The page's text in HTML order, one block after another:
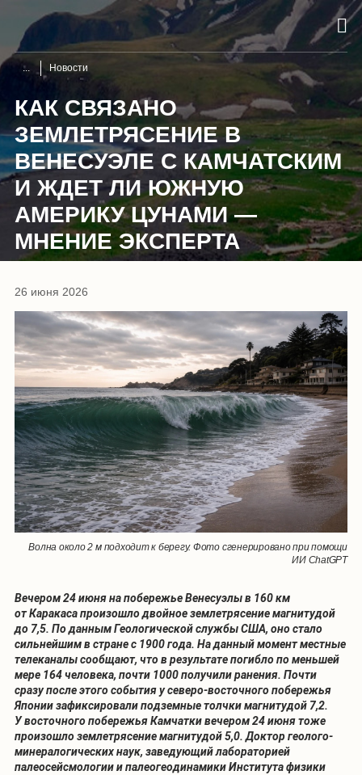
Новости
КАК СВЯЗАНО
ЗЕМЛЕТРЯСЕНИЕ В
ВЕНЕСУЭЛЕ С КАМЧАТСКИМ
И ЖДЕТ ЛИ ЮЖНУЮ
АМЕРИКУ ЦУНАМИ —
МНЕНИЕ ЭКСПЕРТА
26 июня 2026
Волна около 2 м подходит к берегу. Фото сгенерировано при помощи
ИИ ChatGPT
Вечером 24 июня на побережье Венесуэлы в 160 км
от Каракаса произошло двойное землетрясение магнитудой
до 7,5. По данным Геологической службы США, оно стало
сильнейшим в стране с 1900 года. На данный момент местные
телеканалы сообщают, что в результате погибло по меньшей
мере 164 человека, почти 1000 получили ранения. Почти
сразу после этого события у северо-восточного побережья
Японии зафиксировали подземные толчки магнитудой 7,2.
У восточного побережья Камчатки вечером 24 июня тоже
произошло землетрясение магнитудой 5,0. Доктор геолого-
минералогических наук, заведующий лабораторией
палеосейсмологии и палеогеодинамикиИнститута физики